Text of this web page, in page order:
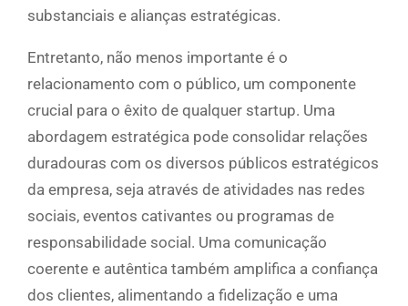
substanciais e alianças estratégicas.
Entretanto, não menos importante é o
relacionamento com o público, um componente
crucial para o êxito de qualquer startup. Uma
abordagem estratégica pode consolidar relações
duradouras com os diversos públicos estratégicos
da empresa, seja através de atividades nas redes
sociais, eventos cativantes ou programas de
responsabilidade social. Uma comunicação
coerente e autêntica também amplifica a confiança
dos clientes, alimentando a fidelização e uma